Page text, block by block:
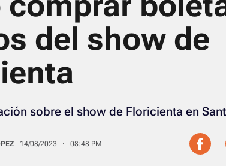
del show de
sobre el show de Floricienta en
14/08/2023 · 08:48 PM